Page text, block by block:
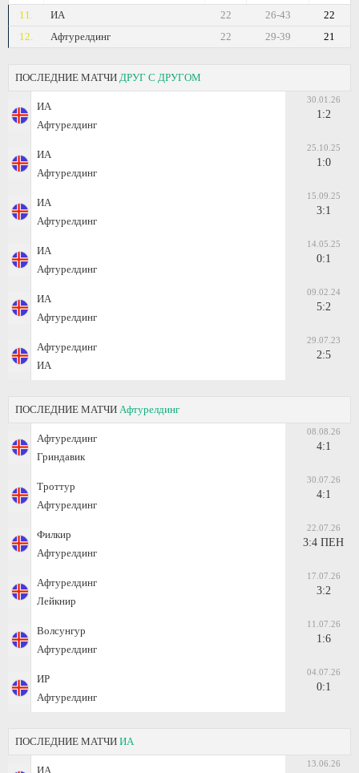
11.
ИА 22
26-43
22
12.
Афтурелдинг 21
29-39
22
ПОСЛЕДНИЕ МАТЧИ ДРУГ С ДРУГОМ
ИА
Афтурелдинг
30.01.26
1:2
ИА
Афтурелдинг
25.10.25
1:0
ИА
Афтурелдинг
15.09.25
3:1
ИА
Афтурелдинг
14.05.25
0:1
ИА
Афтурелдинг
09.02.24
5:2
Афтурелдинг
ИА
29.07.23
2:5
ПОСЛЕДНИЕ МАТЧИ Афтурелдинг
Афтурелдинг
Гриндавик
08.08.26
4:1
Троттур
Афтурелдинг
30.07.26
4:1
Филкир
Афтурелдинг
22.07.26
3:4 ПЕН
Афтурелдинг
Лейкнир
17.07.26
3:2
Волсунгур
Афтурелдинг
11.07.26
1:6
ИР
Афтурелдинг
04.07.26
0:1
ПОСЛЕДНИЕ МАТЧИ ИА
ИА
13.06.26